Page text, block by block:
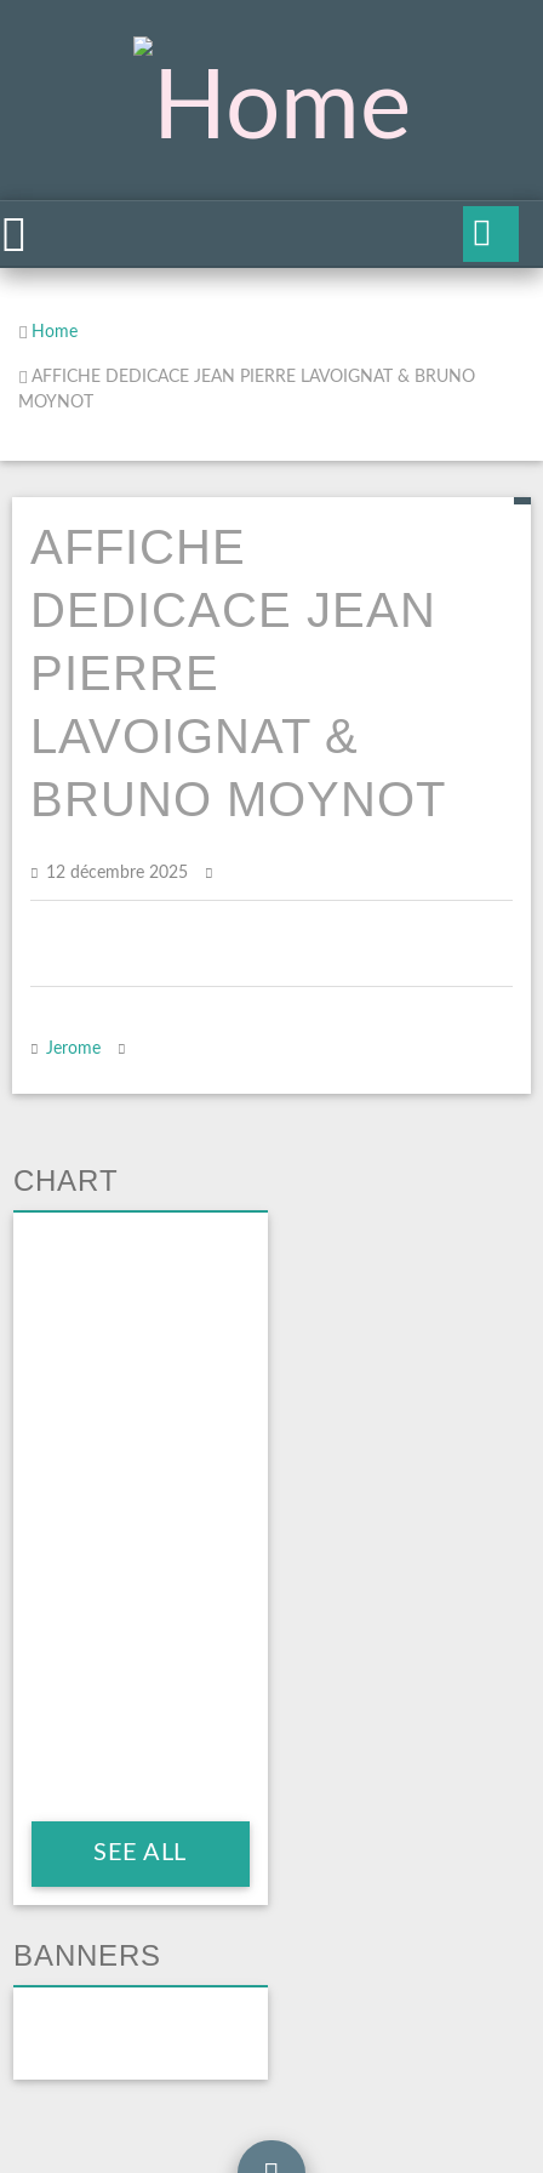
Home
AFFICHE DEDICACE JEAN PIERRE LAVOIGNAT & BRUNO
MOYNOT
AFFICHE
DEDICACE JEAN
PIERRE
LAVOIGNAT &
BRUNO MOYNOT
12 décembre 2025
Jerome
CHART
SEE ALL
BANNERS